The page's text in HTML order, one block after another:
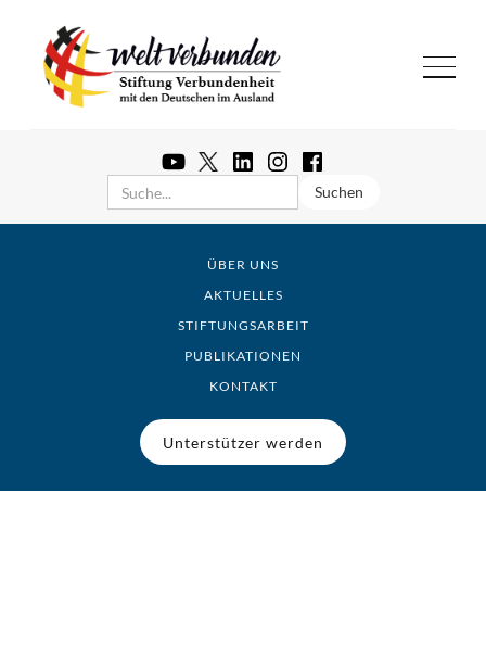
ÜBER UNS
AKTUELLES
STIFTUNGSARBEIT
PUBLIKATIONEN
KONTAKT
Unterstützer werden